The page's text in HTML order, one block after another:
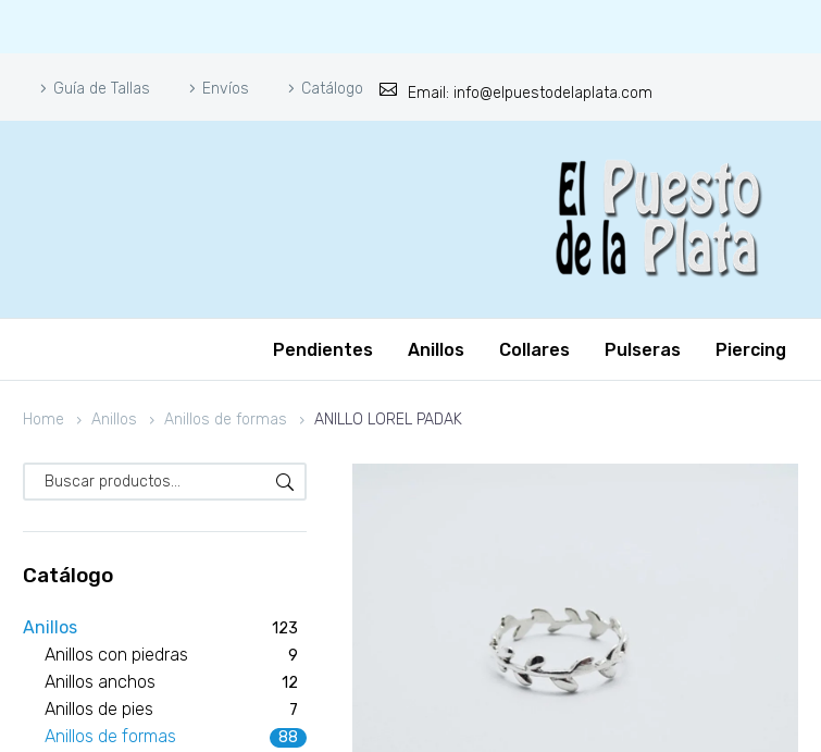
Guía de Tallas Envíos Catálogo Email: info@elpuestodelaplata.com
Pendientes Anillos Collares Pulseras Piercing
Home Anillos Anillos de formas ANILLO LOREL PADAK
Catálogo
Anillos 123
Anillos con piedras 9
Anillos anchos 12
Anillos de pies 7
Anillos de formas 88